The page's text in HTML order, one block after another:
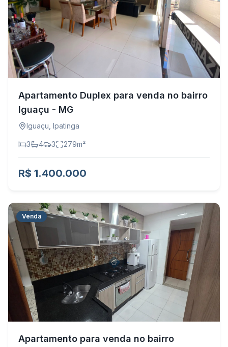
Apartamento Duplex para venda no bairro
Iguaçu - MG
Iguaçu Ipatinga
3 4 3 279m²
R$ 1.400.000
Venda
Apartamento para venda no bairro